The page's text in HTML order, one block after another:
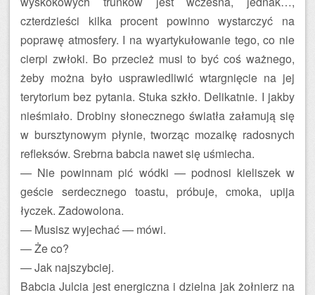
czterdzieści kilka procent powinno wystarczyć na
poprawę atmosfery. I na wyartykułowanie tego, co nie
cierpi zwłoki. Bo przecież musi to być coś ważnego,
żeby można było usprawiedliwić wtargnięcie na jej
terytorium bez pytania. Stuka szkło. Delikatnie. I jakby
nieśmiało. Drobiny słonecznego światła załamują się
w bursztynowym płynie, tworząc mozaikę radosnych
refleksów. Srebrna babcia nawet się uśmiecha.
— Nie powinnam pić wódki — podnosi kieliszek w
geście serdecznego toastu, próbuje, cmoka, upija
łyczek. Zadowolona.
— Musisz wyjechać — mówi.
— Że co?
— Jak najszybciej.
Babcia Julcia jest energiczna i dzielna jak żołnierz na